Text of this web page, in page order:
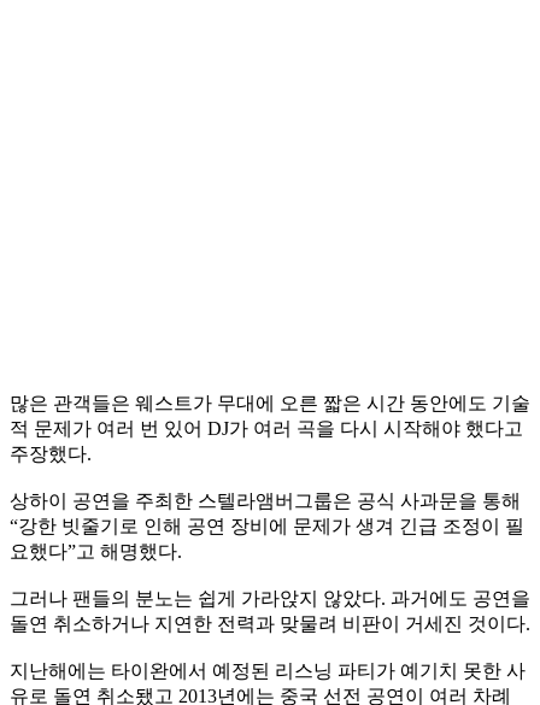
많은 관객들은 웨스트가 무대에 오른 짧은 시간 동안에도 기술
적 문제가 여러 번 있어 DJ가 여러 곡을 다시 시작해야 했다고
주장했다.
상하이 공연을 주최한 스텔라앰버그룹은 공식 사과문을 통해
“강한 빗줄기로 인해 공연 장비에 문제가 생겨 긴급 조정이 필
요했다”고 해명했다.
그러나 팬들의 분노는 쉽게 가라앉지 않았다. 과거에도 공연을
돌연 취소하거나 지연한 전력과 맞물려 비판이 거세진 것이다.
지난해에는 타이완에서 예정된 리스닝 파티가 예기치 못한 사
유로 돌연 취소됐고 2013년에는 중국 선전 공연이 여러 차례